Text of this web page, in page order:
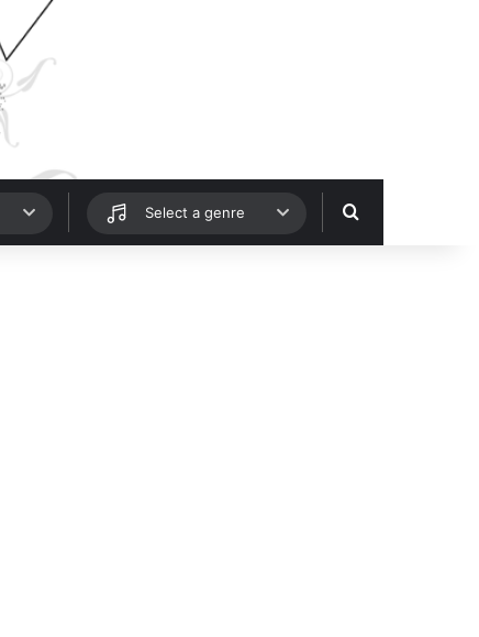
Select a genre Hledat